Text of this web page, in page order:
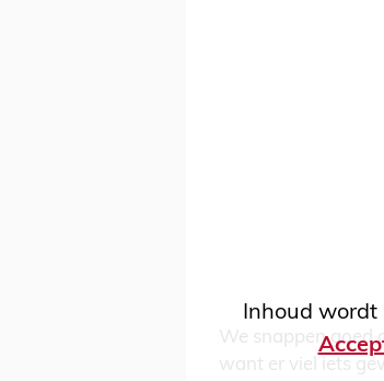
Inhoud
We snappen goed
want er viel iets